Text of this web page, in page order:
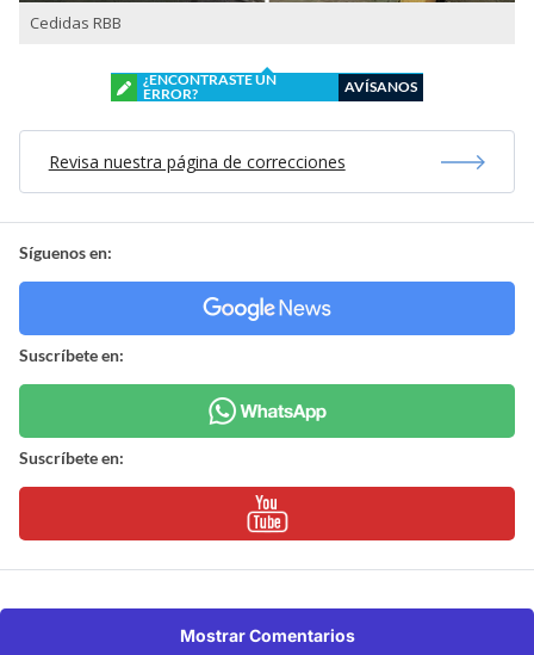
Cedidas RBB
¿ENCONTRASTE UN
ERROR?
AVÍSANOS
Revisa nuestra página de correcciones
Síguenos en:
Suscríbete en:
Suscríbete en:
Mostrar Comentarios